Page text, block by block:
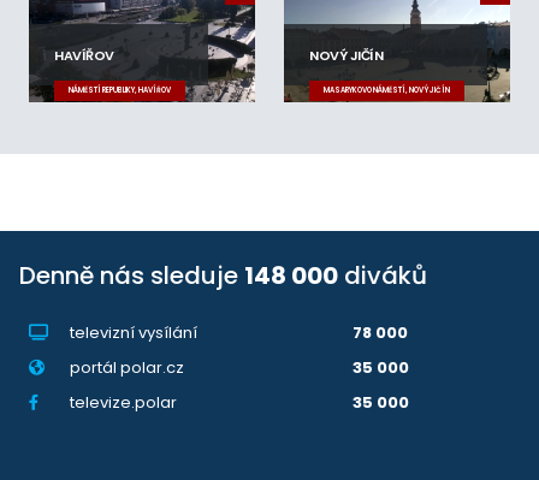
HAVÍŘOV
NÁMĚSTÍ REPUBLIKY, HAVÍŘOV
NOVÝ JIČÍN
MASARYKOVO NÁMĚSTÍ, NOVÝ JIČÍN
Denně nás sleduje 148 000 diváků
televizní vysílání
78 000
portál polar.cz
35 000
televize.polar
35 000